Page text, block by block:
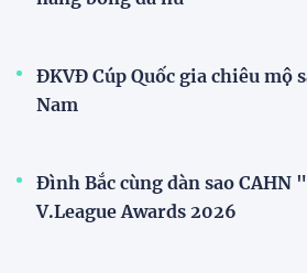
Đội tuyển nữ Việt Nam